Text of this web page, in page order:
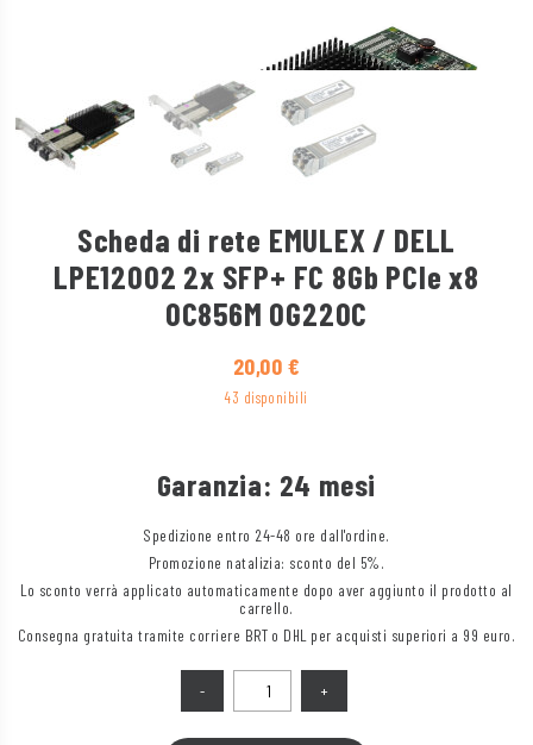
Scheda di rete EMULEX / DELL
LPE12002 2x SFP+ FC 8Gb PCIe x8
0C856M 0G220C
20,00 €
43 disponibili
Garanzia: 24 mesi
Spedizione entro 24-48 ore dall'ordine.
Promozione natalizia: sconto del 5%.
Lo sconto verrà applicato automaticamente dopo aver aggiunto il prodotto al
carrello.
Consegna gratuita tramite corriere BRT o DHL per acquisti superiori a 99 euro.